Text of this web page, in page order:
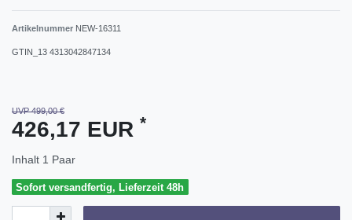
Artikelnummer NEW-16311
GTIN_13 4313042847134
UVP 499,00 €
426,17 EUR *
Inhalt 1 Paar
Sofort versandfertig, Lieferzeit 48h